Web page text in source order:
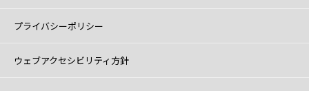
プライバシーポリシー
ウェブアクセシビリティ方針